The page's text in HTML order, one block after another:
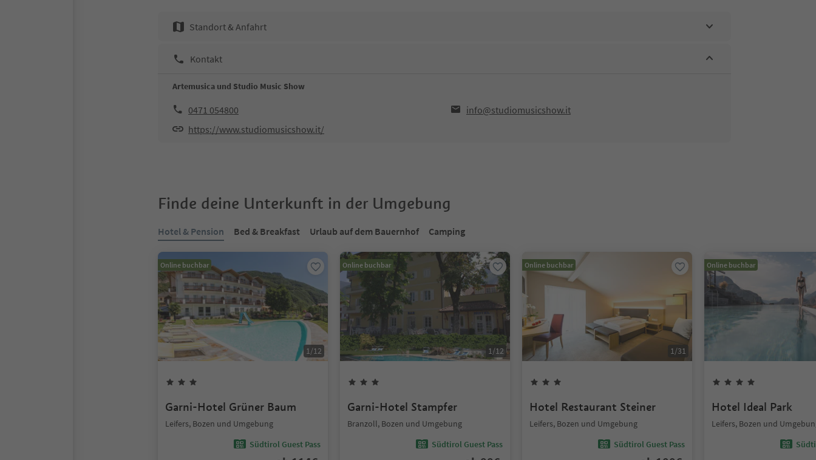
Standort & Anfahrt
Kontakt
Artemusica und Studio Music Show
0471 054800
info@studiomusicshow.it
https://www.studiomusicshow.it/
Finde deine Unterkunft in der Umgebung
Hotel & Pension Bed & Breakfast Urlaub auf dem Bauernhof Camping
Online buchbar
1/12
Garni-Hotel Grüner Baum
Leifers, Bozen und Umgebung
Südtirol Guest Pass
Online buchbar
1/12
Garni-Hotel Stampfer
Branzoll, Bozen und Umgebung
Südtirol Guest Pass
Online buchbar
1/31
Hotel Restaurant Steiner
Leifers, Bozen und Umgebung
Südtirol Guest Pass
Online buchbar
Hotel Ideal Park
Leifers, Bozen und